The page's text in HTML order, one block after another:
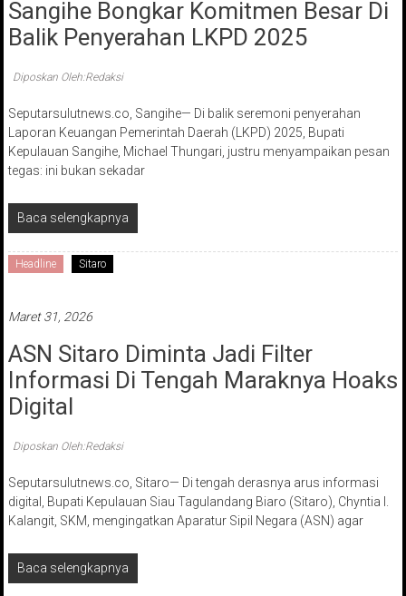
Sangihe Bongkar Komitmen Besar Di
Balik Penyerahan LKPD 2025
Diposkan Oleh:Redaksi
Seputarsulutnews.co, Sangihe— Di balik seremoni penyerahan
Laporan Keuangan Pemerintah Daerah (LKPD) 2025, Bupati
Kepulauan Sangihe, Michael Thungari, justru menyampaikan pesan
tegas: ini bukan sekadar
Baca selengkapnya
Headline Sitaro
Maret 31, 2026
ASN Sitaro Diminta Jadi Filter
Informasi Di Tengah Maraknya Hoaks
Digital
Diposkan Oleh:Redaksi
Seputarsulutnews.co, Sitaro— Di tengah derasnya arus informasi
digital, Bupati Kepulauan Siau Tagulandang Biaro (Sitaro), Chyntia I.
Kalangit, SKM, mengingatkan Aparatur Sipil Negara (ASN) agar
Baca selengkapnya